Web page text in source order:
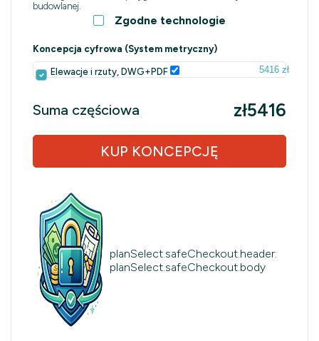
budowlanej.
Zgodne technologie
Koncepcja cyfrowa (System metryczny)
Elewacje i rzuty, DWG+PDF 5416 zł
Suma częściowa zł5416
KUP KONCEPCJĘ
planSelect.safeCheckout.header:
planSelect.safeCheckout.body